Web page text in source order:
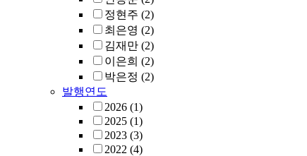
정현주 (2)
최은영 (2)
김재만 (2)
이은희 (2)
박은정 (2)
발행연도
2026 (1)
2025 (1)
2023 (3)
2022 (4)